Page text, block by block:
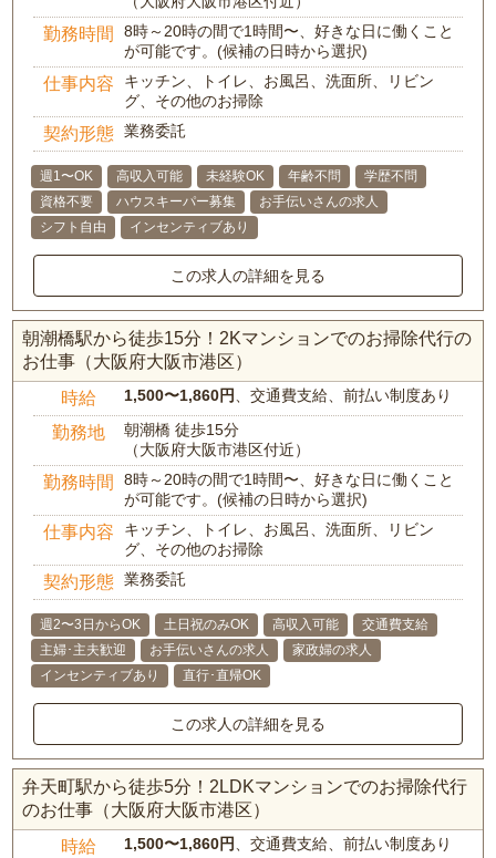
勤務時間
8時～20時の間で1時間〜、好きな日に働くこと
が可能です。(候補の日時から選択)
仕事内容
キッチン、トイレ、お風呂、洗面所、リビン
グ、その他のお掃除
契約形態 業務委託
週1〜OK 高収入可能 未経験OK 年齢不問
学歴不問
資格不要
ハウスキーパー募集
お手伝いさんの求人
シフト自由
インセンティブあり
この求人の詳細を見る
朝潮橋駅から徒歩15分！2Kマンションでのお掃除代行の
お仕事（大阪府大阪市港区）
時給 1,500〜1,860円、交通費支給、前払い制度あり
勤務地
朝潮橋 徒歩15分
（大阪府大阪市港区付近）
勤務時間
8時～20時の間で1時間〜、好きな日に働くこと
が可能です。(候補の日時から選択)
仕事内容
キッチン、トイレ、お風呂、洗面所、リビン
グ、その他のお掃除
契約形態 業務委託
週2〜3日からOK 土日祝のみOK 高収入可能
交通費支給
主婦･主夫歓迎
お手伝いさんの求人
家政婦の求人
インセンティブあり
直行･直帰OK
この求人の詳細を見る
弁天町駅から徒歩5分！2LDKマンションでのお掃除代行
のお仕事（大阪府大阪市港区）
時給 1,500〜1,860円、交通費支給、前払い制度あり